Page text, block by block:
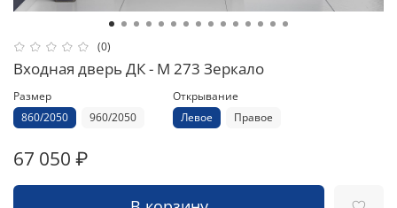
(0)
Входная дверь ДК - М 273 Зеркало
Размер
860/2050
960/2050
Открывание
Левое
Правое
67 050 ₽